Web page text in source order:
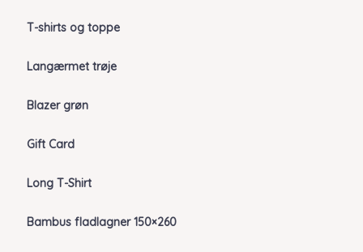
T-shirts og toppe
Langærmet trøje
Blazer grøn
Gift Card
Long T-Shirt
Bambus fladlagner 150×260